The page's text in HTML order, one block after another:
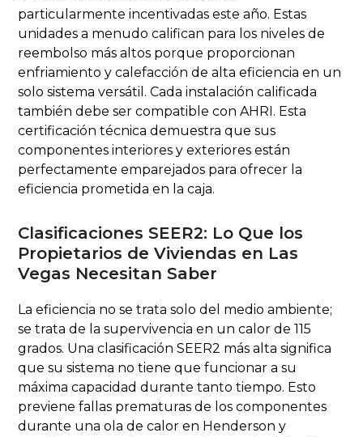
particularmente incentivadas este año. Estas
unidades a menudo califican para los niveles de
reembolso más altos porque proporcionan
enfriamiento y calefacción de alta eficiencia en un
solo sistema versátil. Cada instalación calificada
también debe ser compatible con AHRI. Esta
certificación técnica demuestra que sus
componentes interiores y exteriores están
perfectamente emparejados para ofrecer la
eficiencia prometida en la caja.
Clasificaciones SEER2: Lo Que los
Propietarios de Viviendas en Las
Vegas Necesitan Saber
La eficiencia no se trata solo del medio ambiente;
se trata de la supervivencia en un calor de 115
grados. Una clasificación SEER2 más alta significa
que su sistema no tiene que funcionar a su
máxima capacidad durante tanto tiempo. Esto
previene fallas prematuras de los componentes
durante una ola de calor en Henderson y